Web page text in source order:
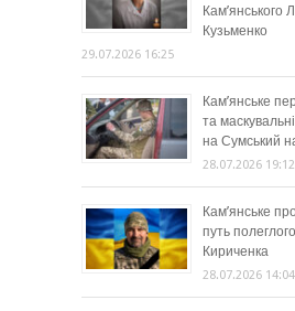
Кам’янського
Кузьменко
29.07.2026 16:25
Кам’янське
та
на Сумський
28.07.2026 19:12
Кам’янське
путь
Кириченка
28.07.2026 14:04